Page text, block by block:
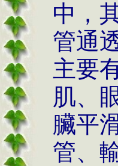
中，
管通
主要
肌、
臟平
管、